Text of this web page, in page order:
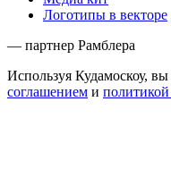
Логотипы в векторе
— партнер Рамблера
Используя Кудамоскоу, вы
соглашением и